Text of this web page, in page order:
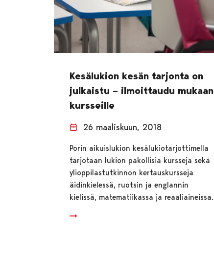
Kesälukion kesän tarjonta on
julkaistu – ilmoittaudu mukaan
kursseille
26 maaliskuun, 2018
Porin aikuislukion kesälukiotarjottimella
tarjotaan lukion pakollisia kursseja sekä
ylioppilastutkinnon kertauskursseja
äidinkielessä, ruotsin ja englannin
kielissä, matematiikassa ja reaaliaineissa.